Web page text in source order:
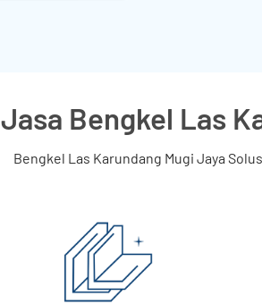
Jasa Bengkel Las
Bengkel Las Karundang Mugi Jaya